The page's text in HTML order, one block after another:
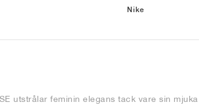
Nike
utstrålar feminin elegans tack vare sin